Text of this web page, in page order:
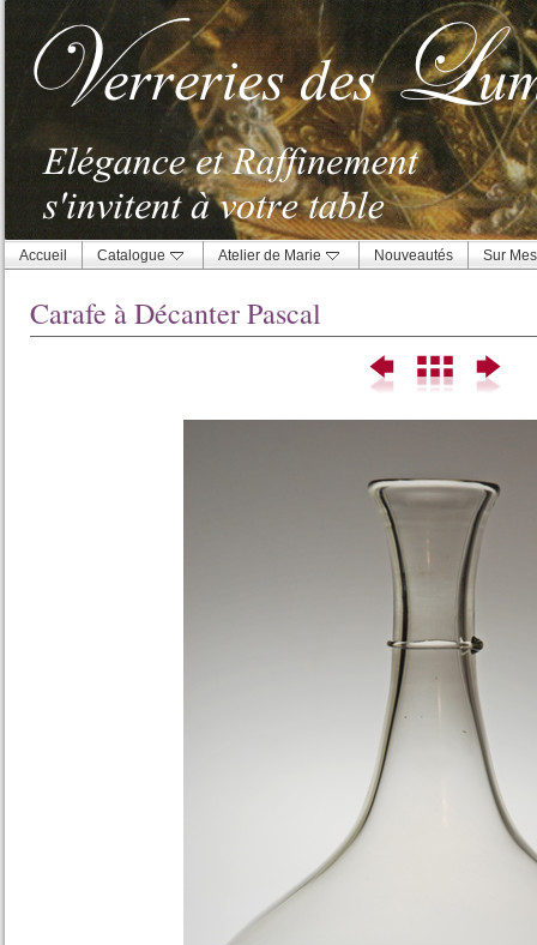
Accueil Catalogue Atelier de Marie Nouveautés Sur
Carafe à Décanter Pascal